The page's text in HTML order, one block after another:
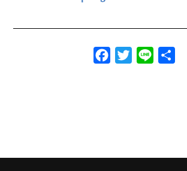
FacebookTwitterLine